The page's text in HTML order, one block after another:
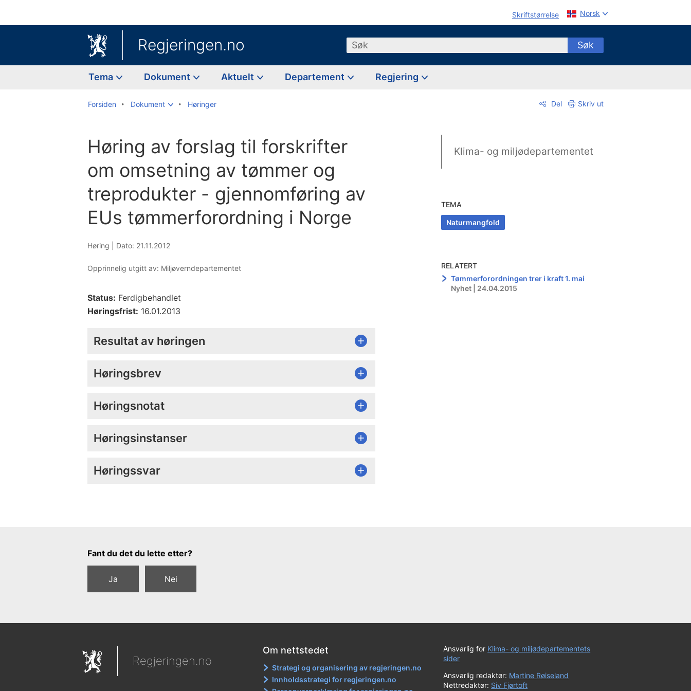
Skriftstørrelse Norsk
Regjeringen.no Søk Søk
Tema Dokument Aktuelt Departement Regjering
Forsiden Dokument Høringer Del Skriv ut
Høring av forslag til forskrifter
om omsetning av tømmer og
treprodukter - gjennomføring av
EUs tømmerforordning i Norge
Høring | Dato: 21.11.2012
Opprinnelig utgitt av: Miljøverndepartementet
Status: Ferdigbehandlet
Høringsfrist: 16.01.2013
Resultat av høringen
Høringsbrev
Høringsnotat
Høringsinstanser
Høringssvar
Klima- og miljødepartementet
TEMA
Naturmangfold
RELATERT
Tømmerforordningen trer i kraft 1. mai
Nyhet | 24.04.2015
Tilbakemeldingsskjema
Fant du det du lette etter?
Ja Nei
Regjeringen.no
Om nettstedet
Strategi og organisering av regjeringen.no
Innholdsstrategi for regjeringen.no
Ansvarlig for Klima- og miljødepartementets
sider
Ansvarlig redaktør: Martine Røiseland
Nettredaktør: Siv Fjørtoft